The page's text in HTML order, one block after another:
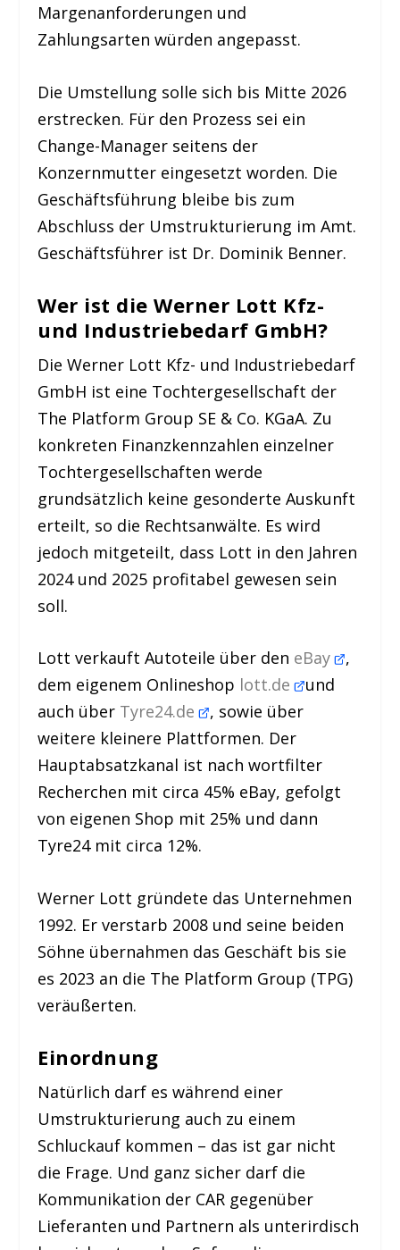
Margenanforderungen und
Zahlungsarten würden angepasst.
Die Umstellung solle sich bis Mitte 2026
erstrecken. Für den Prozess sei ein
Change-Manager seitens der
Konzernmutter eingesetzt worden. Die
Geschäftsführung bleibe bis zum
Abschluss der Umstrukturierung im Amt.
Geschäftsführer ist Dr. Dominik Benner.
Wer ist die Werner Lott Kfz-
und Industriebedarf GmbH?
Die Werner Lott Kfz- und Industriebedarf
GmbH ist eine Tochtergesellschaft der
The Platform Group SE & Co. KGaA. Zu
konkreten Finanzkennzahlen einzelner
Tochtergesellschaften werde
grundsätzlich keine gesonderte Auskunft
erteilt, so die Rechtsanwälte. Es wird
jedoch mitgeteilt, dass Lott in den Jahren
2024 und 2025 profitabel gewesen sein
soll.
Lott verkauft Autoteile über den eBay ,
dem eigenem Onlineshop lott.de und
auch über Tyre24.de , sowie über
weitere kleinere Plattformen. Der
Hauptabsatzkanal ist nach wortfilter
Recherchen mit circa 45% eBay, gefolgt
von eigenen Shop mit 25% und dann
Tyre24 mit circa 12%.
Werner Lott gründete das Unternehmen
1992. Er verstarb 2008 und seine beiden
Söhne übernahmen das Geschäft bis sie
es 2023 an die The Platform Group (TPG)
veräußerten.
Einordnung
Natürlich darf es während einer
Umstrukturierung auch zu einem
Schluckauf kommen – das ist gar nicht
die Frage. Und ganz sicher darf die
Kommunikation der CAR gegenüber
Lieferanten und Partnern als unterirdisch